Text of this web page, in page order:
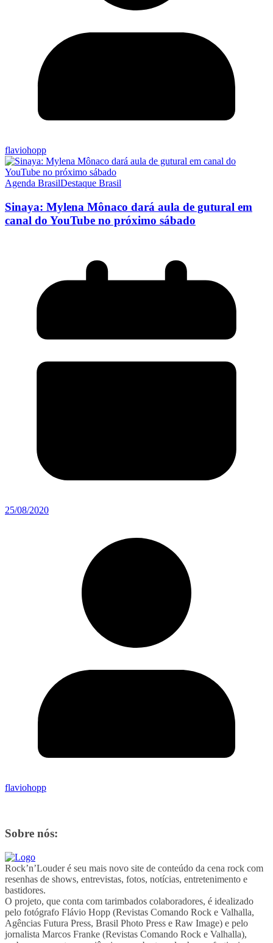
flaviohopp
Agenda BrasilDestaque Brasil
Sinaya: Mylena Mônaco dará aula de gutural em
canal do YouTube no próximo sábado
25/08/2020
flaviohopp
Sobre nós:
Rock’n’Louder é seu mais novo site de conteúdo da cena rock com
resenhas de shows, entrevistas, fotos, notícias, entretenimento e
bastidores.
O projeto, que conta com tarimbados colaboradores, é idealizado
pelo fotógrafo Flávio Hopp (Revistas Comando Rock e Valhalla,
Agências Futura Press, Brasil Photo Press e Raw Image) e pelo
jornalista Marcos Franke (Revistas Comando Rock e Valhalla),